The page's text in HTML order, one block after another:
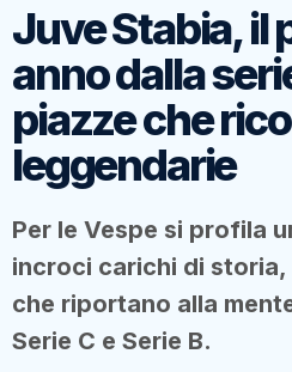
Juve Stabia, il
anno dalla
piazze che
leggendarie
Per le Vespe si profila
incroci carichi di
che riportano alla
Serie C e Serie B.